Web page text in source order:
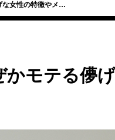
な女性の特徴やメ…
かモテる儚